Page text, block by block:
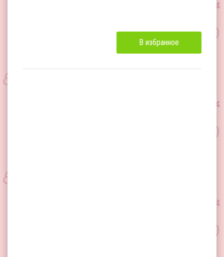
В избранное